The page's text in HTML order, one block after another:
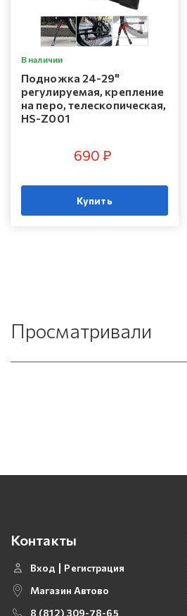
В наличии
Подножка 24-29"
регулируемая, крепление
на перо, телескопическая,
HS-Z001
690 ₽
Купить
Просматривали
Контакты
Вход
Регистрация
Магазин Автово
8 (812) 309-78-65